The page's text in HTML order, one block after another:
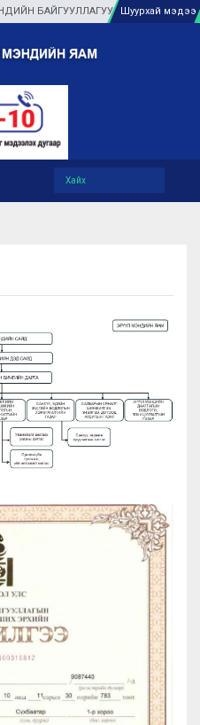
БАЙГУУЛЛАГУУДАД ТУЛГАМДАЖ
Шуурхай мэдээ